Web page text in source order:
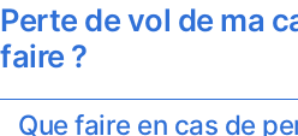
Perte de vol de ma
faire ?
Que faire en cas de